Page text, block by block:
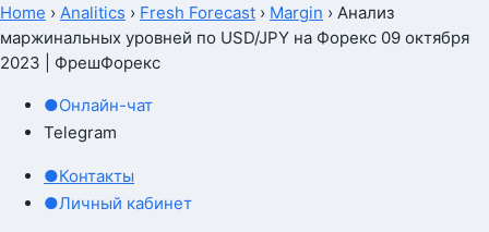
Home › Analitics › Fresh Forecast › Margin › Анализ
маржинальных уровней по USD/JPY на Форекс 09 октября
2023 | ФрешФорекс
●Онлайн-чат
Telegram
●Контакты
●Личный кабинет